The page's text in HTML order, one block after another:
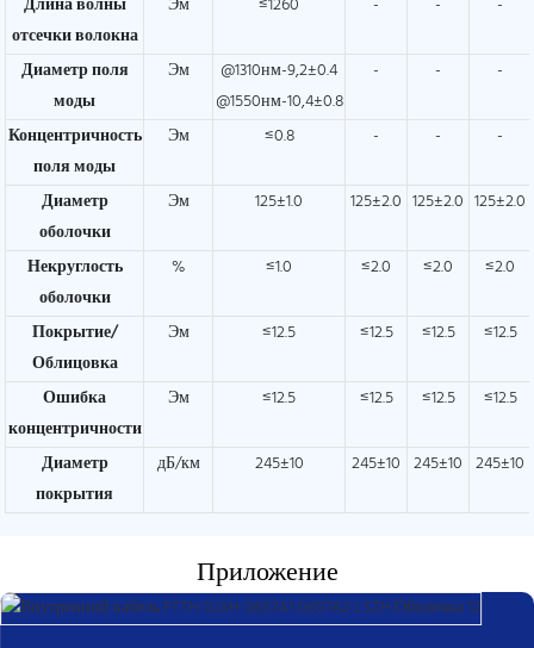
Длина волны
отсечки волокна
Эм ≤1260 - - -
Диаметр поля
моды
Эм
@1310нм-9,2±0.4
@1550нм-10,4±0.8
- - -
Концентричность
поля моды
Эм ≤0.8 - - -
Диаметр
оболочки
Эм 125±1.0 125±2.0 125±2.0 125±2.0
Некруглость
оболочки
% ≤1.0 ≤2.0 ≤2.0 ≤2.0
Покрытие/
Облицовка
Эм ≤12.5 ≤12.5 ≤12.5 ≤12.5
Ошибка
концентричности
Эм ≤12.5 ≤12.5 ≤12.5 ≤12.5
Диаметр
покрытия
дБ/км 245±10 245±10 245±10 245±10
Приложение